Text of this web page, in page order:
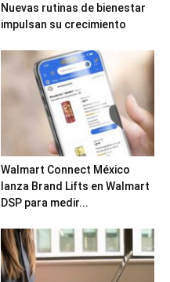
Nuevas rutinas de bienestar
impulsan su crecimiento
Walmart Connect México
lanza Brand Lifts en Walmart
DSP para medir...